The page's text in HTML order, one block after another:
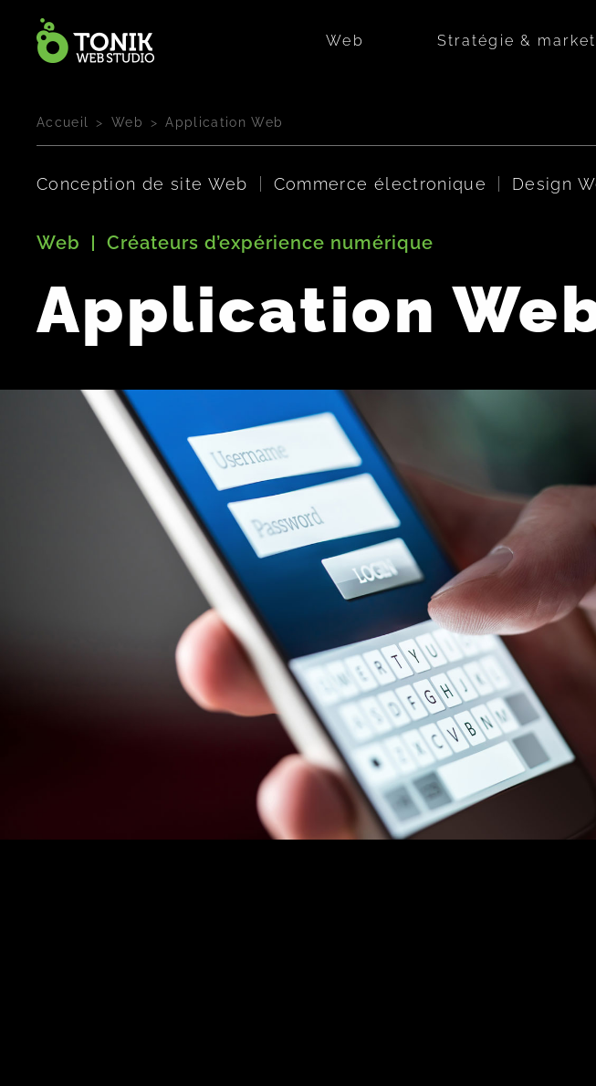
Web Stratégie &
Accueil Web Application Web
Conception de site Web Commerce électronique Design
Web Créateurs d’expérience numérique
Application